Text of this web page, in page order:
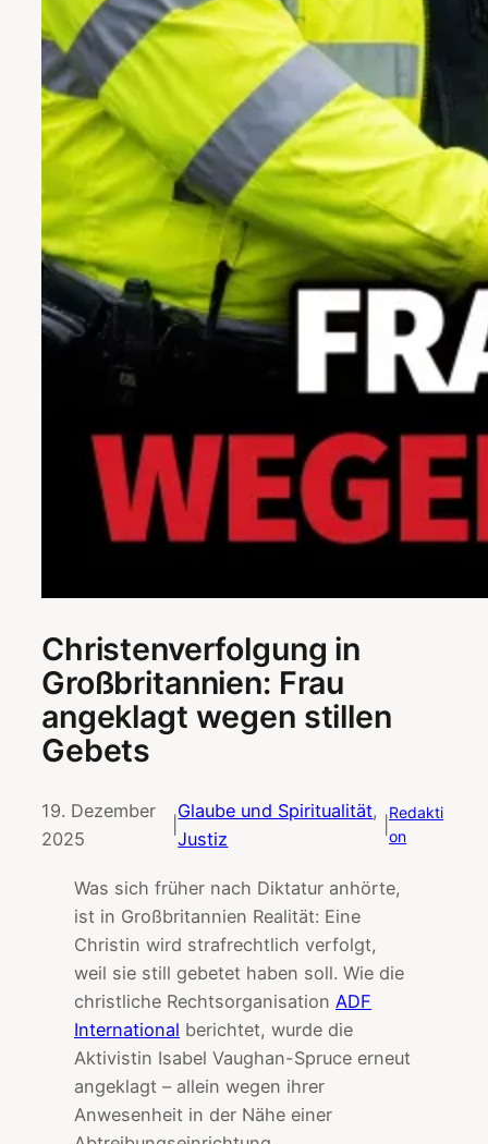
Christenverfolgung in
Großbritannien: Frau
angeklagt wegen stillen
Gebets
19. Dezember
2025
|
Glaube und Spiritualität
Justiz
|
Redakti
on
Was sich früher nach Diktatur anhörte,
ist in Großbritannien Realität: Eine
Christin wird strafrechtlich verfolgt,
weil sie still gebetet haben soll. Wie die
christliche Rechtsorganisation ADF
International berichtet, wurde die
Aktivistin Isabel Vaughan-Spruce erneut
angeklagt – allein wegen ihrer
Anwesenheit in der Nähe einer